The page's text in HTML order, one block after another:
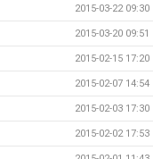
2015-03-22 09:30
2015-03-20 09:51
2015-02-15 17:20
2015-02-07 14:54
2015-02-03 17:30
2015-02-02 17:53